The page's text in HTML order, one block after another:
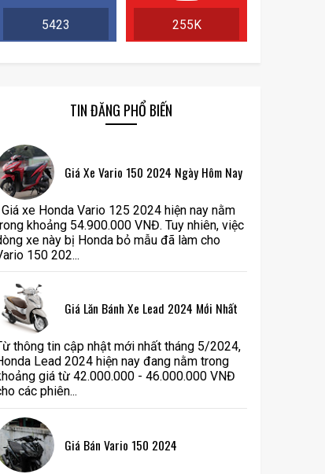
5423 255K
TIN ĐĂNG PHỔ BIẾN
Giá Xe Vario 150 2024 Ngày Hôm Nay
Giá xe Honda Vario 125 2024 hiện nay nằm
khoảng 54.900.000 VNĐ. Tuy nhiên, việc
xe này bị Honda bỏ mẫu đã làm cho
150 202...
Giá Lăn Bánh Xe Lead 2024 Mới Nhất
thông tin cập nhật mới nhất tháng 5/2024,
Lead 2024 hiện nay đang nằm trong
giá từ 42.000.000 - 46.000.000 VNĐ
các phiên...
Giá Bán Vario 150 2024